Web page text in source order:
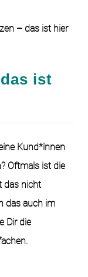
ist
Kund*innen
Oftmals ist die
das nicht
das auch im
Dir die